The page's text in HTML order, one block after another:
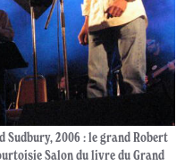
Sudbury, 2006 : le grand Robert
Salon du livre du Grand